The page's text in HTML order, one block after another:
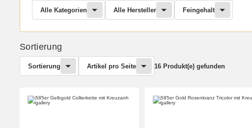
Alle Kategorien Alle Hersteller Feingehalt
Sortierung
Sortierung Artikel pro Seite 16 Produkt(e) gefunden